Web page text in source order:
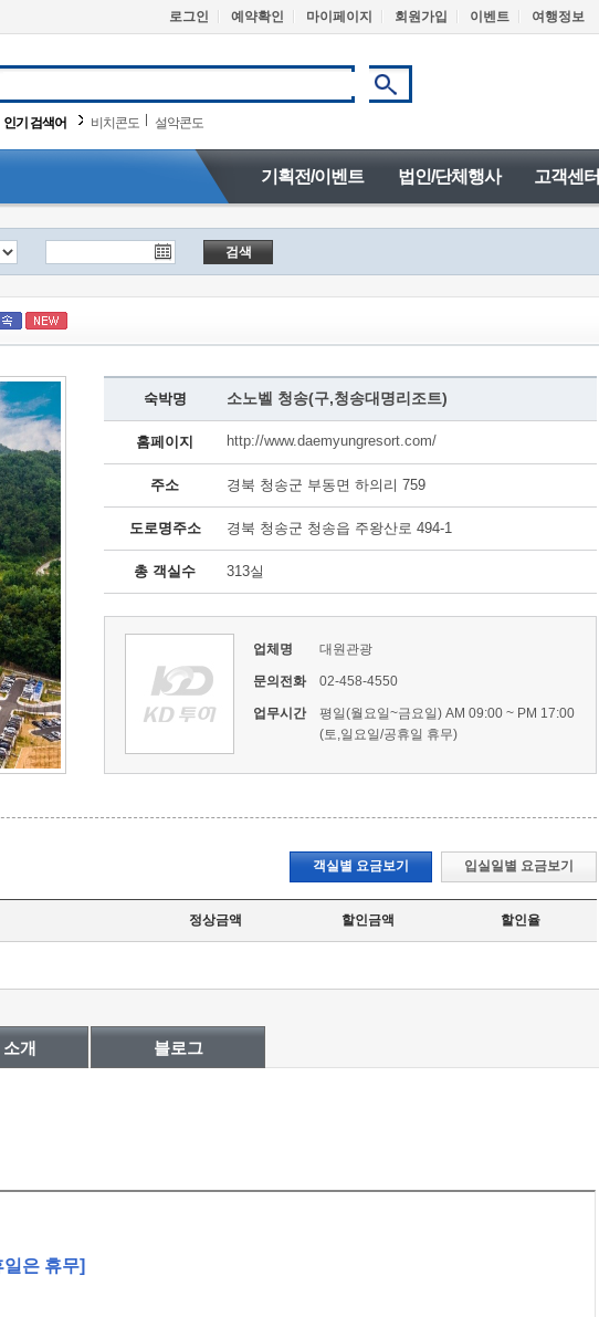
로그인 예약확인 마이페이지 회원가입 이벤트 여행정보
인기 검색어 비치콘도 설악콘도
기획전/이벤트 법인/단체행사 고객센터
검색
숙박명 소노벨 청송(구,청송대명리조트)
홈페이지 http://www.daemyungresort.com/
주소 경북 청송군 부동면 하의리 759
도로명주소 경북 청송군 청송읍 주왕산로 494-1
총 객실수 313실
업체명 대원관광
문의전화 02-458-4550
업무시간
평일(월요일~금요일) AM 09:00 ~ PM 17:00
(토,일요일/공휴일 휴무)
객실별 요금보기 입실일별 요금보기
정상금액 할인금액 할인율
개 블로그
은 휴무]